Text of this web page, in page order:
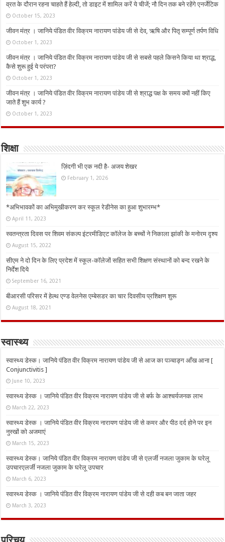
व्रत के दौरान रहना चाहते हैं हेल्दी, तो डाइट में शामिल करें ये चीजें; नौ दिन तक बने रहेंगे एनर्जेटिक
October 15, 2023
जीवन मंत्र । जानिये पंडित वीर विक्रम नारायण पांडेय जी से देव, ऋषि और पितृ सम्पूर्ण तर्पण विधि
October 1, 2023
जीवन मंत्र । जानिये पंडित वीर विक्रम नारायण पांडेय जी से सबसे पहले किसने किया था श्राद्ध,
कैसे शुरू हुई ये परंपरा?
October 1, 2023
जीवन मंत्र । जानिये पंडित वीर विक्रम नारायण पांडेय जी से श्राद्ध पक्ष के समय क्यों नहीं किए
जाते हैं शुभ कार्य ?
October 1, 2023
शिक्षा
ज़िंदगी भी एक नदी है- अजय शेखर
February 1, 2026
*अभिभावकों का अभिमुखीकरण कर स्कूल रेडीनेस का हुआ शुभारम्भ*
April 11, 2023
स्वतन्त्रता दिवस पर शिवम संकल्प इंटरमीडिएट कॉलेज के बच्चों ने निकाला झांकी के मनोरम दृश्य
August 15, 2022
सीएम ने दो दिन के लिए प्रदेश में स्कूल-कॉलेजों सहित सभी शिक्षण संस्थानों को बन्द रखने के
निर्देश दिये
September 16, 2021
बीआरसी परिसर में हेल्थ एण्ड वेलनेस एम्बेसडर का चार दिवसीय प्रशिक्षण शुरू
August 18, 2021
स्वास्थ्य
स्वास्थ्य डेस्क। जानिये पंडित वीर विक्रम नारायण पांडेय जी से आज का पञ्चाङ्ग आँख आना [
Conjunctivitis ]
June 10, 2023
स्वास्थ्य डेस्क । जानिये पंडित वीर विक्रम नारायण पांडेय जी से बर्फ के आश्चर्यजनक लाभ
March 22, 2023
स्वास्थ्य डेस्क । जानिये पंडित वीर विक्रम नारायण पांडेय जी से कमर और पीठ दर्द होने पर इन
नुस्‍खों को अजमाएं
March 15, 2023
स्वास्थ्य डेस्क। जानिये पंडित वीर विक्रम नारायण पांडेय जी से एलर्जी नजला जुकाम के घरेलू
उपचारएलर्जी नजला जुकाम के घरेलू उपचार
March 6, 2023
स्वास्थ्य डेस्क । जानिये पंडित वीर विक्रम नारायण पांडेय जी से दही कब बन जाता जहर
March 3, 2023